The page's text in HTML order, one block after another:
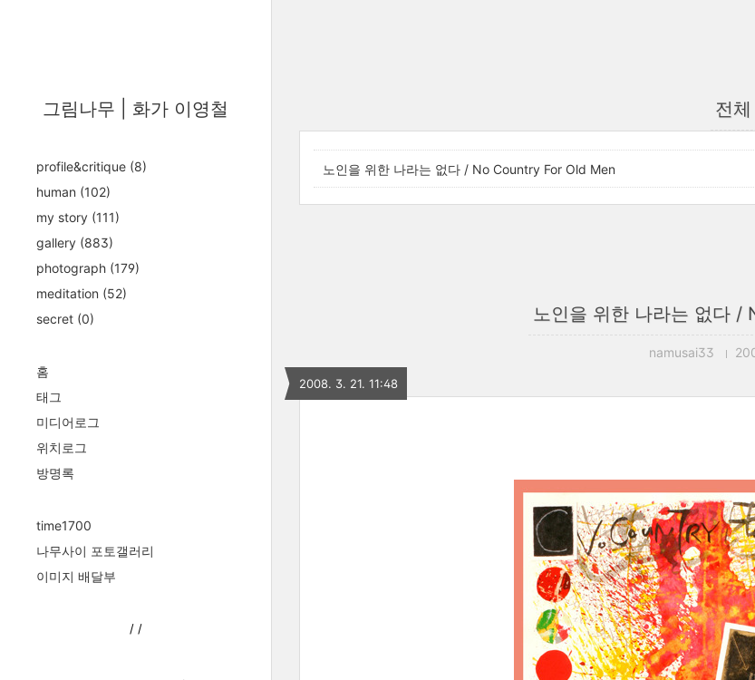
그림나무 | 화가 이영철
profile&critique (8)
human (102)
my story (111)
gallery (883)
photograph (179)
meditation (52)
secret (0)
홈
태그
미디어로그
위치로그
방명록
time1700
나무사이 포토갤러리
이미지 배달부
/ /
전
노인을 위한 나라는 없다 / No Country For Old Men
노인을 위한 나라는 없다
namusai33
2008. 3. 21. 11:48